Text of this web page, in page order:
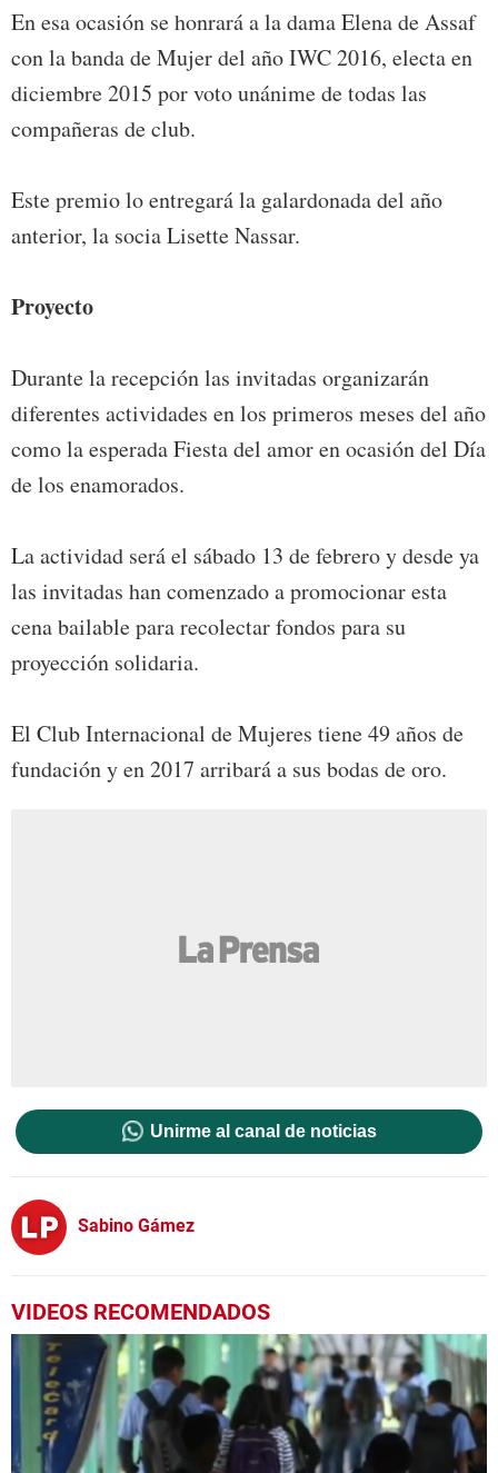
En esa ocasión se honrará a la dama Elena de Assaf
con la banda de Mujer del año IWC 2016, electa en
diciembre 2015 por voto unánime de todas las
compañeras de club.
Este premio lo entregará la galardonada del año
anterior, la socia Lisette Nassar.
Proyecto
Durante la recepción las invitadas organizarán
diferentes actividades en los primeros meses del año
como la esperada Fiesta del amor en ocasión del Día
de los enamorados.
La actividad será el sábado 13 de febrero y desde ya
las invitadas han comenzado a promocionar esta
cena bailable para recolectar fondos para su
proyección solidaria.
El Club Internacional de Mujeres tiene 49 años de
fundación y en 2017 arribará a sus bodas de oro.
Unirme al canal de noticias
Sabino Gámez
VIDEOS RECOMENDADOS